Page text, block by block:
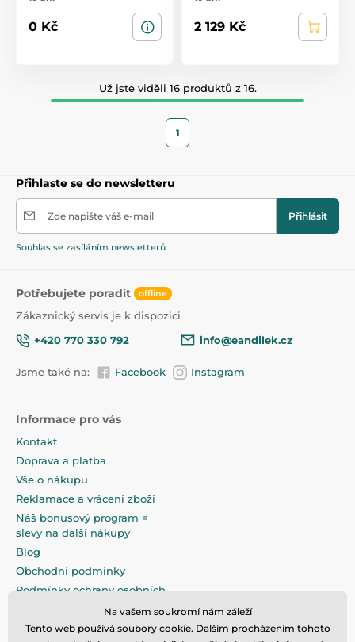
0 Kč 2 129 Kč
Už jste viděli 16 produktů z 16.
1
Přihlaste se do newsletteru
Zde napište váš e-mail Přihlásit
Souhlas se zasíláním newsletterů
Potřebujete poradit offline
Zákaznický servis je k dispozici
+420 770 330 792
info@eandilek.cz
Jsme také na: Facebook Instagram
Informace pro vás
Kontakt
Doprava a platba
Vše o nákupu
Reklamace a vrácení zboží
Náš bonusový program =
slevy na další nákupy
Blog
Obchodní podmínky
Podmínky ochrany osobních
Na pečlivé zabalení klademe
maximální důraz
Na vašem soukromí nám záleží
Tento web používá soubory cookie. Dalším procházením tohoto